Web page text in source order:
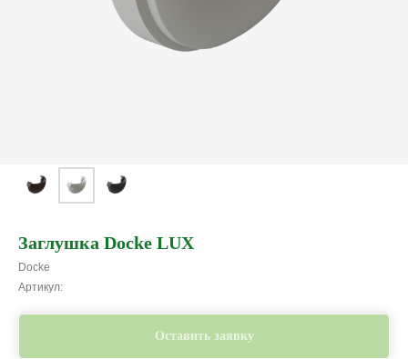
Заглушка Docke LUX
Docke
Артикул:
Оставить заявку